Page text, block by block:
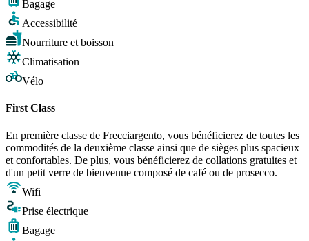
Bagage
Accessibilité
Nourriture et boisson
Climatisation
Vélo
First Class
En première classe de Frecciargento, vous bénéficierez de toutes les
commodités de la deuxième classe ainsi que de sièges plus spacieux
et confortables. De plus, vous bénéficierez de collations gratuites et
d'un petit verre de bienvenue composé de café ou de prosecco.
Wifi
Prise électrique
Bagage